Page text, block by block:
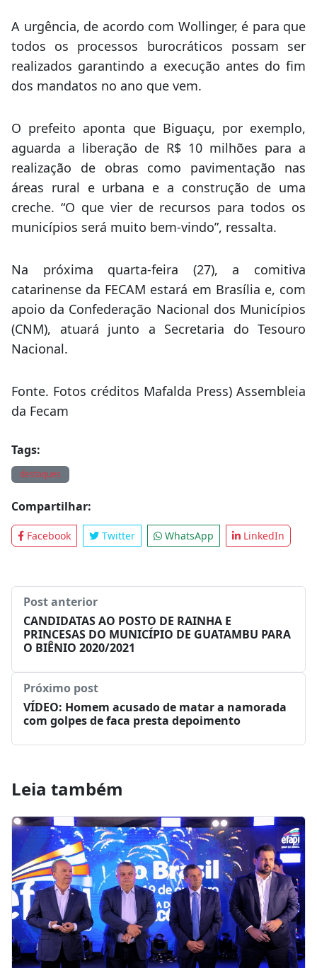
A urgência, de acordo com Wollinger, é para que
todos os processos burocráticos possam ser
realizados garantindo a execução antes do fim
dos mandatos no ano que vem.
O prefeito aponta que Biguaçu, por exemplo,
aguarda a liberação de R$ 10 milhões para a
realização de obras como pavimentação nas
áreas rural e urbana e a construção de uma
creche. “O que vier de recursos para todos os
municípios será muito bem-vindo”, ressalta.
Na próxima quarta-feira (27), a comitiva
catarinense da FECAM estará em Brasília e, com
apoio da Confederação Nacional dos Municípios
(CNM), atuará junto a Secretaria do Tesouro
Nacional.
Fonte. Fotos créditos Mafalda Press) Assembleia
da Fecam
Tags:
destaques
Compartilhar:
Facebook Twitter WhatsApp LinkedIn
Post anterior
CANDIDATAS AO POSTO DE RAINHA E
PRINCESAS DO MUNICÍPIO DE GUATAMBU PARA
O BIÊNIO 2020/2021
Próximo post
VÍDEO: Homem acusado de matar a namorada
com golpes de faca presta depoimento
Leia também